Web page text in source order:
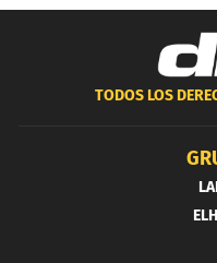
TODOS LOS